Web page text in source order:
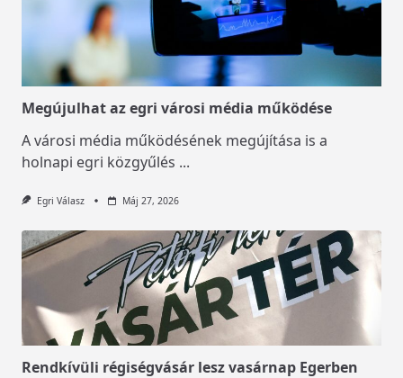
Megújulhat az egri városi média működése
A városi média működésének megújítása is a
holnapi egri közgyűlés ...
Egri Válasz Máj 27, 2026
Rendkívüli régiségvásár lesz vasárnap Egerben